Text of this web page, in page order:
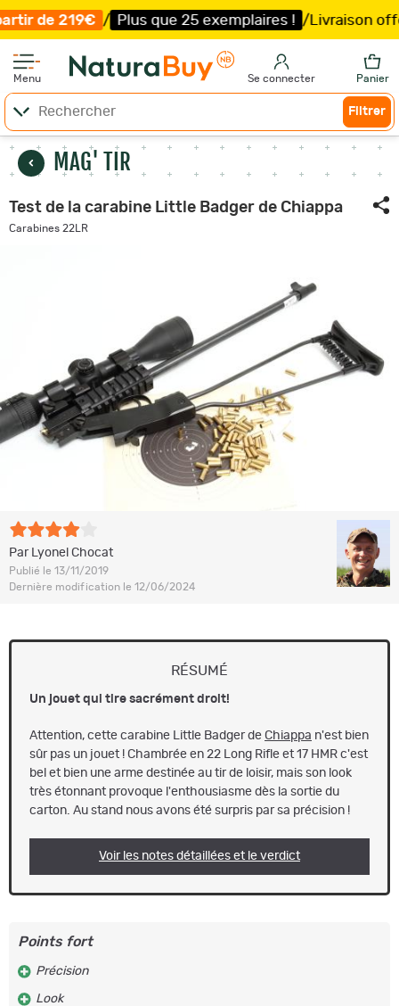
que 25 exemplaires ! /Livraison offerte et expédition
Menu Se connecter Panier
Filtrer
MAG' TIR
Test de la carabine Little Badger de Chiappa
Carabines 22LR
Par Lyonel Chocat
Publié le 13/11/2019
Dernière modification le 12/06/2024
RÉSUMÉ
Un jouet qui tire sacrément droit!
Attention, cette carabine Little Badger de Chiappa n'est bien
sûr pas un jouet ! Chambrée en 22 Long Rifle et 17 HMR c'est
bel et bien une arme destinée au tir de loisir, mais son look
très étonnant provoque l'enthousiasme dès la sortie du
carton. Au stand nous avons été surpris par sa précision !
Voir les notes détaillées et le verdict
Points fort
Précision
Look